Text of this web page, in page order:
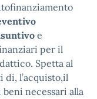
e
per il
Spetta al
di, l’acquisto,il
necessari alla